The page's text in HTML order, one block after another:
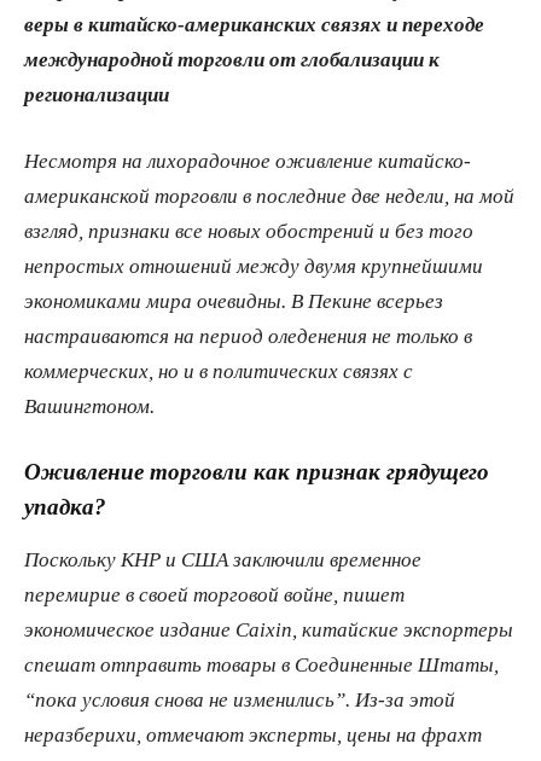
веры в китайско-американских связях и переходе
международной торговли от глобализации к
регионализации
Несмотря на лихорадочное оживление китайско-
американской торговли в последние две недели, на мой
взгляд, признаки все новых обострений и без того
непростых отношений между двумя крупнейшими
экономиками мира очевидны. В Пекине всерьез
настраиваются на период оледенения не только в
коммерческих, но и в политических связях с
Вашингтоном.
Оживление торговли как признак грядущего
упадка?
Поскольку КНР и США заключили временное
перемирие в своей торговой войне, пишет
экономическое издание Caixin, китайские экспортеры
спешат отправить товары в Соединенные Штаты,
“пока условия снова не изменились”. Из-за этой
неразберихи, отмечают эксперты, цены на фрахт